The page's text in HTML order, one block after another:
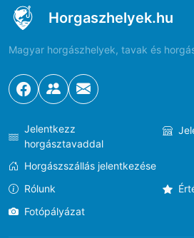
Horgaszhelyek.hu
Magyar horgászhelyek, tavak és
Jelentkezz
horgásztavaddal
Horgászszállás jelentkezése
Rólunk
Fotópályázat